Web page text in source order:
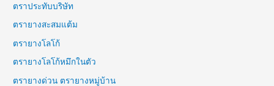
ตราประทับบริษัท
ตรายางสะสมแต้ม
ตรายางโลโก้
ตรายางโลโก้หมึกในตัว
ตรายางด่วน ตรายางหมู่บ้าน